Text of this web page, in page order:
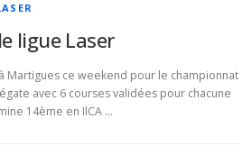
ligue Laser
Martigues ce weekend pour le championnat
avec 6 courses validées pour chacune
14ème en IlCA …